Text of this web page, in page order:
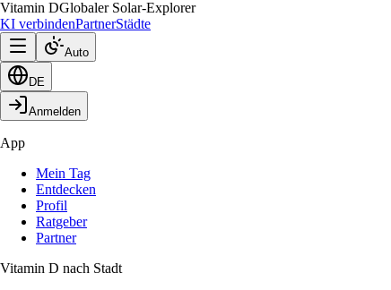
Vitamin DGlobaler Solar-Explorer
KI verbindenPartnerStädte
Auto
DE
Anmelden
App
Mein Tag
Entdecken
Profil
Ratgeber
Partner
Vitamin D nach Stadt